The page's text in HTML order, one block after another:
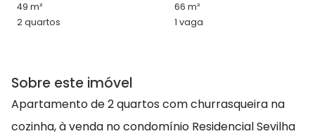
49 m²
66 m²
2 quartos
1 vaga
Sobre este imóvel
Apartamento de 2 quartos com churrasqueira na
cozinha, à venda no condomínio Residencial Sevilha